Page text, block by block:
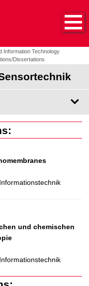
Information Technology
Dissertations
chemischen